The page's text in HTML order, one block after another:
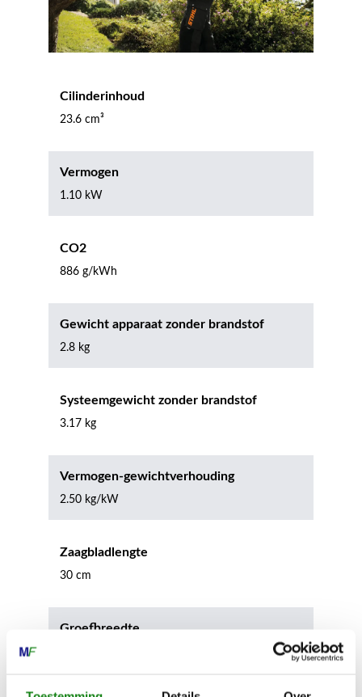
Cilinderinhoud
23.6 cm³
Vermogen
1.10 kW
CO2
886 g/kWh
Gewicht apparaat zonder brandstof
2.8 kg
Systeemgewicht zonder brandstof
3.17 kg
Vermogen-gewichtverhouding
2.50 kg/kW
Zaagbladlengte
30 cm
Groefbreedte